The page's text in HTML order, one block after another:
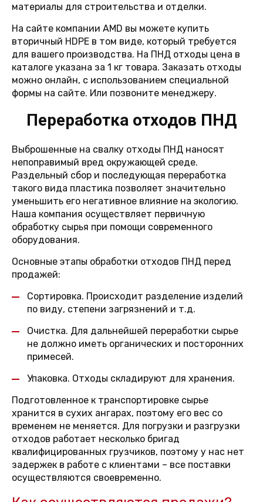
материалы для строительства и отделки.
На сайте компании AMD вы можете купить
вторичный HDPE в том виде, который требуется
для вашего производства. На ПНД отходы цена в
каталоге указана за 1 кг товара. Заказать отходы
можно онлайн, с использованием специальной
формы на сайте. Или позвоните менеджеру.
Переработка отходов ПНД
Выброшенные на свалку отходы ПНД наносят
непоправимый вред окружающей среде.
Раздельный сбор и последующая переработка
такого вида пластика позволяет значительно
уменьшить его негативное влияние на экологию.
Наша компания осуществляет первичную
обработку сырья при помощи современного
оборудования.
Основные этапы обработки отходов ПНД перед
продажей:
Сортировка. Происходит разделение изделий
по виду, степени загрязнений и т.д.
Очистка. Для дальнейшей переработки сырье
не должно иметь органических и посторонних
примесей.
Упаковка. Отходы складируют для хранения.
Подготовленное к транспортировке сырье
хранится в сухих ангарах, поэтому его вес со
временем не меняется. Для погрузки и разгрузки
отходов работает несколько бригад
квалифицированных грузчиков, поэтому у нас нет
задержек в работе с клиентами – все поставки
осуществляются своевременно.